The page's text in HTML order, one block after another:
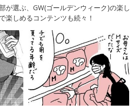
が選ぶ、GW(ゴールデンウィーク)の楽し
楽しめるコンテンツも続々！